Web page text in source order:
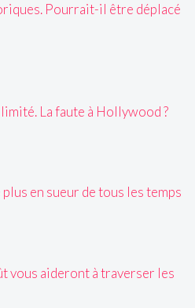
Pourrait-il être déplacé
limité. La faute à Hollywood ?
en sueur de tous les temps
vous aideront à traverser les